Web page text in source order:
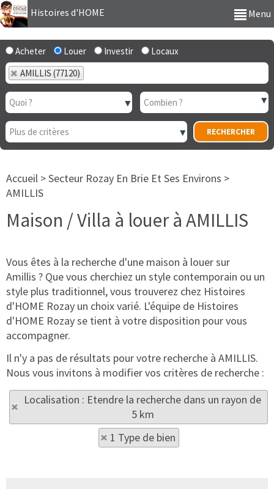
Histoires d'HOME Menu
Acheter Louer Investir
Locaux
AMILLIS (77120)
Accueil >Secteur Rozay En Brie Et Ses Environs >
AMILLIS
Maison / Villa à louer à AMILLIS
Vous êtes à la recherche d'une maison à louer sur
Amillis ? Que vous cherchiez un style contemporain ou un
style plus traditionnel, vous trouverez chez Histoires
d'HOME Rozay un choix varié. L'équipe de Histoires
d'HOME Rozay se tient à votre disposition pour vous
accompagner.
Il n'y a pas de résultats pour votre recherche à AMILLIS.
Nous vous invitons à modifier vos critères de recherche :
Localisation : Etendre la recherche dans un rayon de
5 km
1 Type de bien